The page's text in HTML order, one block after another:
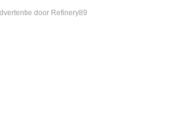
door Refinery89